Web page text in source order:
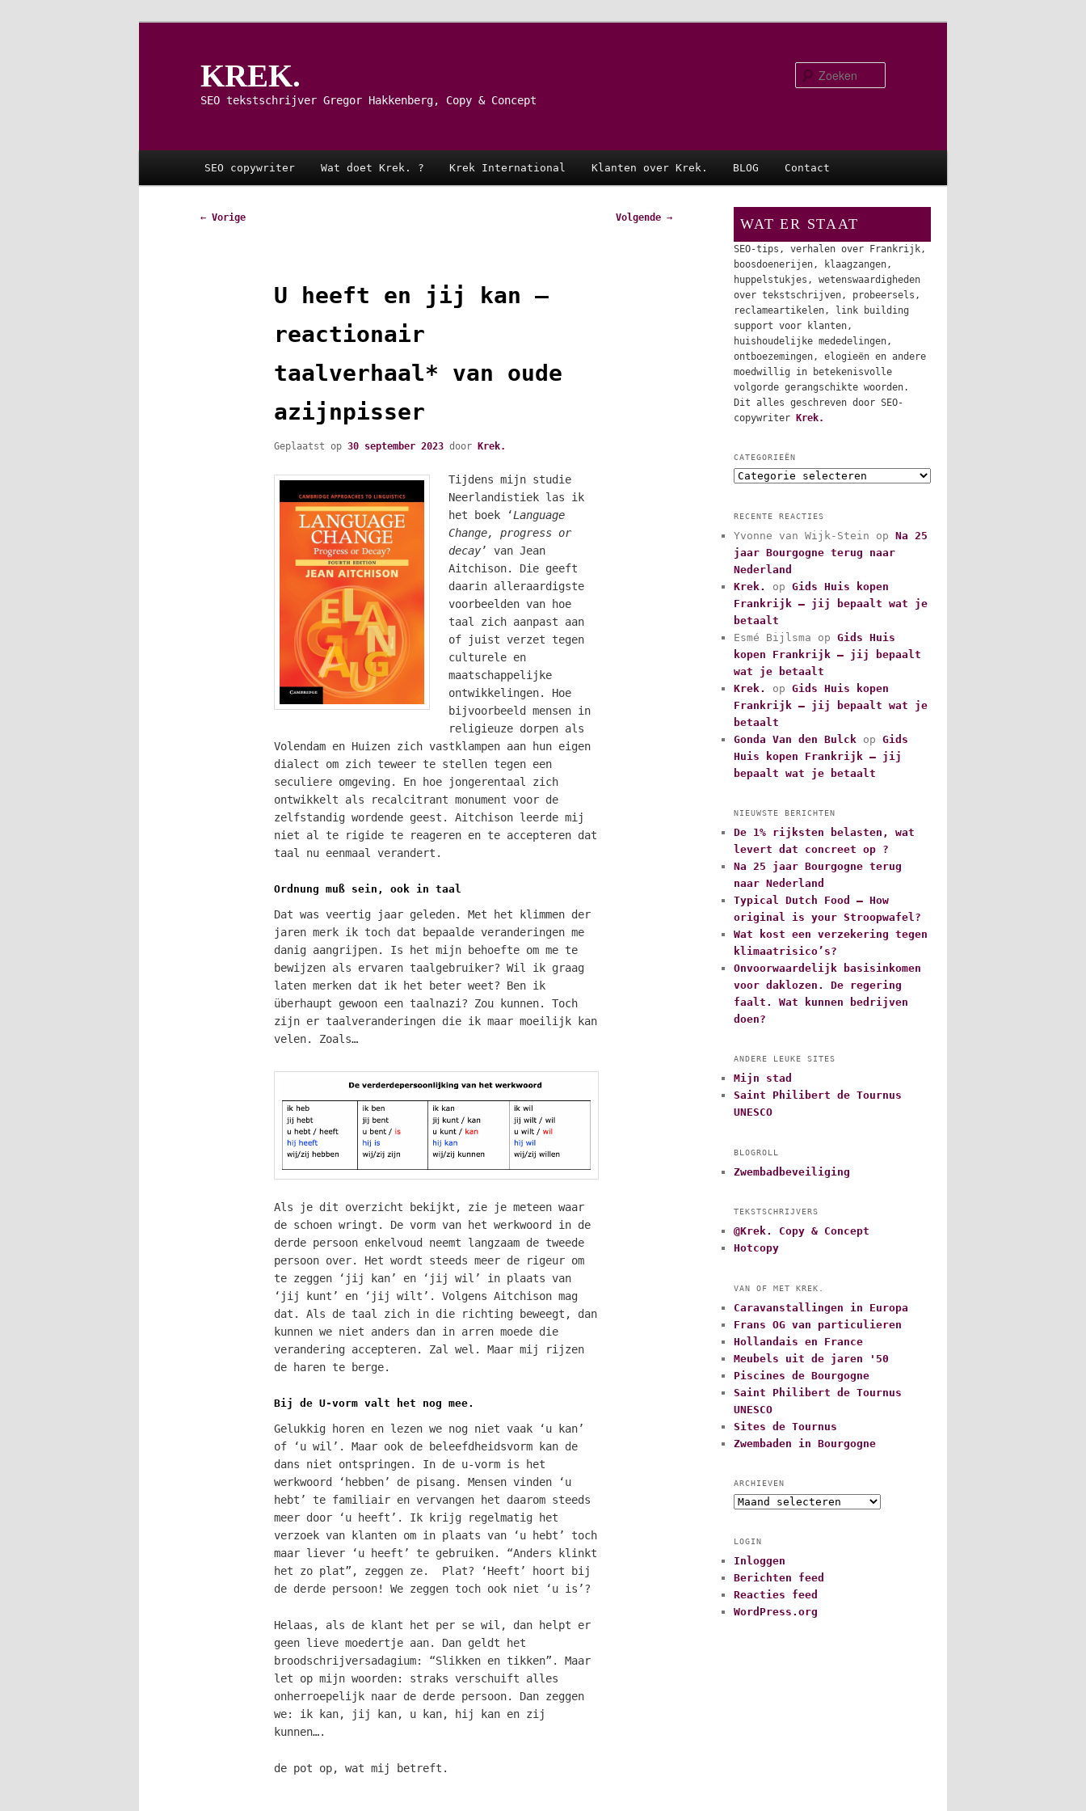
KREK.
SEO tekstschrijver Gregor Hakkenberg, Copy & Concept
SEO copywriter Wat doet Krek. ? Krek International Klanten over Krek. BLOG Contact
Bericht
← Vorige Volgende →
U heeft en jij kan –
reactionair
taalverhaal* van oude
azijnpisser
Geplaatst op 30 september 2023 door Krek.
Tijdens mijn studie
Neerlandistiek las ik
het boek ‘Language
Change, progress or
decay’ van Jean
Aitchison. Die geeft
daarin alleraardigste
voorbeelden van hoe
taal zich aanpast aan
of juist verzet tegen
culturele en
maatschappelijke
ontwikkelingen. Hoe
bijvoorbeeld mensen in
religieuze dorpen als
Volendam en Huizen zich vastklampen aan hun eigen
dialect om zich teweer te stellen tegen een
seculiere omgeving. En hoe jongerentaal zich
ontwikkelt als recalcitrant monument voor de
zelfstandig wordende geest. Aitchison leerde mij
niet al te rigide te reageren en te accepteren dat
taal nu eenmaal verandert.
Ordnung muß sein, ook in taal
Dat was veertig jaar geleden. Met het klimmen der
jaren merk ik toch dat bepaalde veranderingen me
danig aangrijpen. Is het mijn behoefte om me te
bewijzen als ervaren taalgebruiker? Wil ik graag
laten merken dat ik het beter weet? Ben ik
überhaupt gewoon een taalnazi? Zou kunnen. Toch
zijn er taalveranderingen die ik maar moeilijk kan
velen. Zoals…
Als je dit overzicht bekijkt, zie je meteen waar
de schoen wringt. De vorm van het werkwoord in de
derde persoon enkelvoud neemt langzaam de tweede
persoon over. Het wordt steeds meer de rigeur om
te zeggen ‘jij kan’ en ‘jij wil’ in plaats van
‘jij kunt’ en ‘jij wilt’. Volgens Aitchison mag
dat. Als de taal zich in die richting beweegt, dan
kunnen we niet anders dan in arren moede die
verandering accepteren. Zal wel. Maar mij rijzen
de haren te berge.
Bij de U-vorm valt het nog mee.
Gelukkig horen en lezen we nog niet vaak ‘u kan’
of ‘u wil’. Maar ook de beleefdheidsvorm kan de
dans niet ontspringen. In de u-vorm is het
werkwoord ‘hebben’ de pisang. Mensen vinden ‘u
hebt’ te familiair en vervangen het daarom steeds
meer door ‘u heeft’. Ik krijg regelmatig het
verzoek van klanten om in plaats van ‘u hebt’ toch
maar liever ‘u heeft’ te gebruiken. “Anders klinkt
het zo plat”, zeggen ze. Plat? ‘Heeft’ hoort bij
de derde persoon! We zeggen toch ook niet ‘u is’?
Helaas, als de klant het per se wil, dan helpt er
geen lieve moedertje aan. Dan geldt het
broodschrijversadagium: “Slikken en tikken”. Maar
let op mijn woorden: straks verschuift alles
onherroepelijk naar de derde persoon. Dan zeggen
we: ik kan, jij kan, u kan, hij kan en zij
kunnen….
de pot op, wat mij betreft.
WAT ER STAAT
SEO-tips, verhalen over Frankrijk,
boosdoenerijen, klaagzangen,
huppelstukjes, wetenswaardigheden
over tekstschrijven, probeersels,
reclameartikelen, link building
support voor klanten,
huishoudelijke mededelingen,
ontboezemingen, elogieën en andere
moedwillig in betekenisvolle
volgorde gerangschikte woorden.
Dit alles geschreven door SEO-
copywriter Krek.
CATEGORIEËN
C
e
g
o
r
i
e
ë
RECENTE REACTIES
Yvonne van Wijk-Stein op Na 25
jaar Bourgogne terug naar
Nederland
Krek.
op Gids Huis kopen
Frankrijk – jij bepaalt wat je
betaalt
Esmé Bijlsma op Gids Huis
kopen Frankrijk – jij bepaalt
wat je betaalt
Krek.
op Gids Huis kopen
Frankrijk – jij bepaalt wat je
betaalt
Gonda Van den Bulck op Gids
Huis kopen Frankrijk – jij
bepaalt wat je betaalt
NIEUWSTE BERICHTEN
De 1% rijksten belasten, wat
levert dat concreet op ?
Na 25 jaar Bourgogne terug
naar Nederland
Typical Dutch Food – How
original is your Stroopwafel?
Wat kost een verzekering tegen
klimaatrisico’s?
Onvoorwaardelijk basisinkomen
voor daklozen. De regering
faalt. Wat kunnen bedrijven
doen?
ANDERE LEUKE SITES
Mijn stad
Saint Philibert de Tournus
UNESCO
BLOGROLL
Zwembadbeveiliging
TEKSTSCHRIJVERS
@Krek. Copy & Concept
Hotcopy
VAN OF MET KREK.
Caravanstallingen in Europa
Frans OG van particulieren
Hollandais en France
Meubels uit de jaren '50
Piscines de Bourgogne
Saint Philibert de Tournus
UNESCO
Sites de Tournus
Zwembaden in Bourgogne
ARCHIEVEN
A
h
i
e
v
e
LOGIN
Inloggen
Berichten feed
Reacties feed
WordPress.org